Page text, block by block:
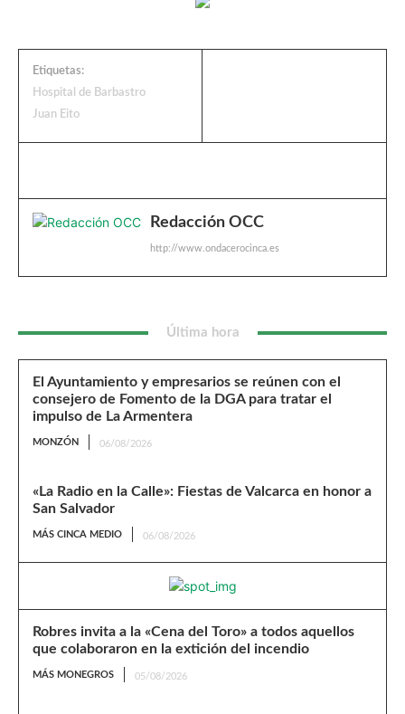
Etiquetas:
Hospital de Barbastro
Juan Eito
Redacción OCC
http://www.ondacerocinca.es
Última hora
El Ayuntamiento y empresarios se reúnen con el
consejero de Fomento de la DGA para tratar el
impulso de La Armentera
MONZÓN 06/08/2026
«La Radio en la Calle»: Fiestas de Valcarca en honor a
San Salvador
MÁS CINCA MEDIO 06/08/2026
Robres invita a la «Cena del Toro» a todos aquellos
que colaboraron en la extición del incendio
MÁS MONEGROS 05/08/2026